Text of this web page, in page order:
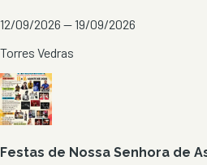
12/09/2026 — 19/09/2026
Torres Vedras
Festas de Nossa Senhora de